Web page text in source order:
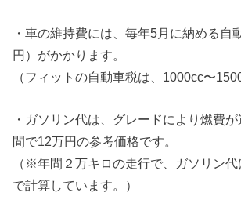
・車の維持費には、毎年5月に納める自
円）がかかります。
（フィットの自動車税は、1000cc〜
・ガソリン代は、グレードにより燃費
間で12万円の参考価格です。
（※年間２万キロの走行で、ガソリン
で計算しています。）